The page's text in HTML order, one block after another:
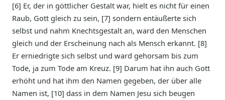
[6] Er, der in göttlicher Gestalt war, hielt es nicht für einen
Raub, Gott gleich zu sein, [7] sondern entäußerte sich
selbst und nahm Knechtsgestalt an, ward den Menschen
gleich und der Erscheinung nach als Mensch erkannt. [8]
Er erniedrigte sich selbst und ward gehorsam bis zum
Tode, ja zum Tode am Kreuz. [9] Darum hat ihn auch Gott
erhöht und hat ihm den Namen gegeben, der über alle
Namen ist, [10] dass in dem Namen Jesu sich beugen